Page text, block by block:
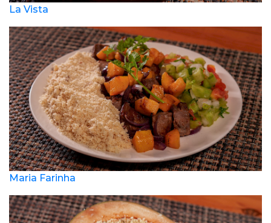
La Vista
Maria Farinha